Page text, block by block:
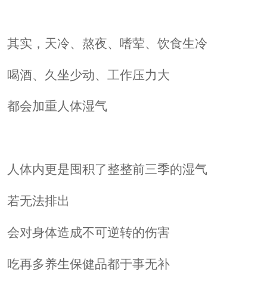
其实，天冷、熬夜、嗜荤、饮食生冷
喝酒、久坐少动、工作压力大
都会加重人体湿气
人体内更是囤积了整整前三季的湿气
若无法排出
会对身体造成不可逆转的伤害
吃再多养生保健品都于事无补